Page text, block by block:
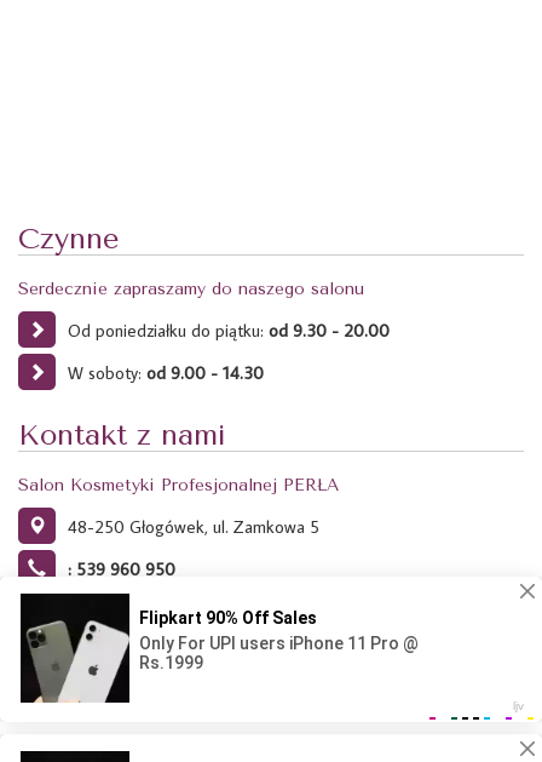
Czynne
Serdecznie zapraszamy do naszego salonu
Od poniedziałku do piątku: od 9.30 - 20.00
W soboty: od 9.00 - 14.30
Kontakt z nami
Salon Kosmetyki Profesjonalnej PERŁA
48-250 Głogówek, ul. Zamkowa 5
: 539 960 950
Ta strona używa plików Cookies. Dowiedz się więcej o celu ich
używania i możliwości zmiany ustawień Cookies w przeglądarce.